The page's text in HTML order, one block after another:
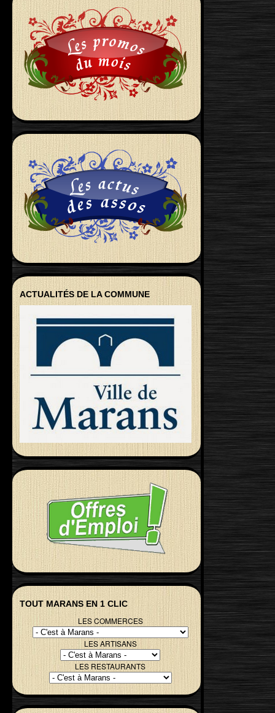
ACTUALITÉS DE LA COMMUNE
TOUT MARANS EN 1 CLIC
LES COMMERCES
LES ARTISANS
LES RESTAURANTS